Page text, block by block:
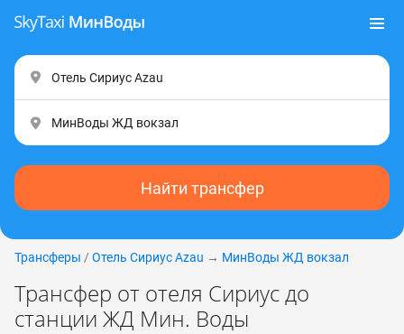
Найти трансфер
Трансферы / Отель Сириус Аzаu → МинВоды ЖД вокзал
Трансфер от отеля Сириус до
станции ЖД Мин. Воды